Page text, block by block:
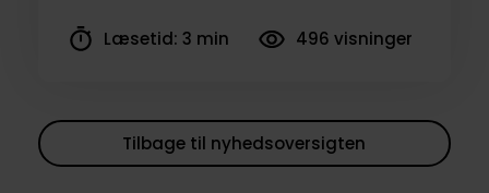
Læsetid: 3 min 496 visninger
Tilbage til nyhedsoversigten